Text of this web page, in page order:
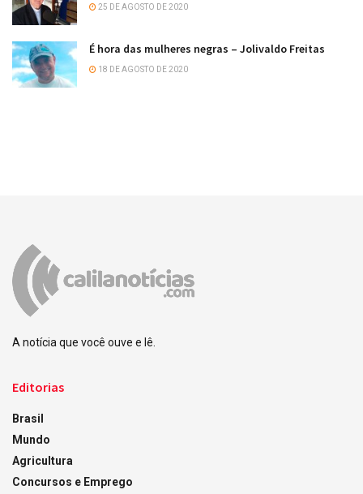
25 DE AGOSTO DE 2020
É hora das mulheres negras – Jolivaldo Freitas
18 DE AGOSTO DE 2020
A notícia que você ouve e lê.
Editorias
Brasil
Mundo
Agricultura
Concursos e Emprego